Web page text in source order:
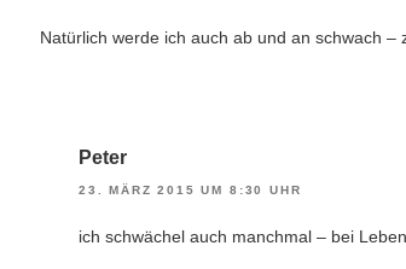
Natürlich werde ich auch ab und an schwach –
Peter
23. MÄRZ 2015 UM 8:30 UHR
ich schwächel auch manchmal – bei